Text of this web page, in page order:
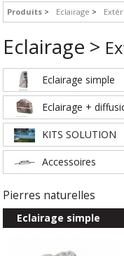
Produits Eclairage
Eclairage >
Eclairage simple
Eclairage +
KITS SOLUTION
Accessoires
Pierres naturelles
Eclairage simple